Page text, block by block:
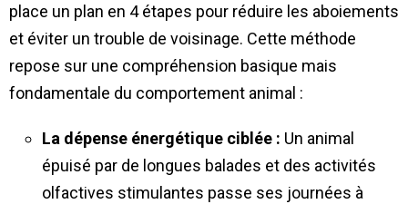
place un plan en 4 étapes pour réduire les aboiements
et éviter un trouble de voisinage. Cette méthode
repose sur une compréhension basique mais
fondamentale du comportement animal :
La dépense énergétique ciblée : Un animal
épuisé par de longues balades et des activités
olfactives stimulantes passe ses journées à